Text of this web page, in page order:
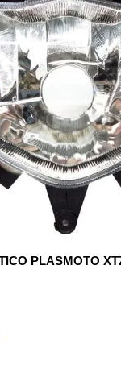
PLASMOTO